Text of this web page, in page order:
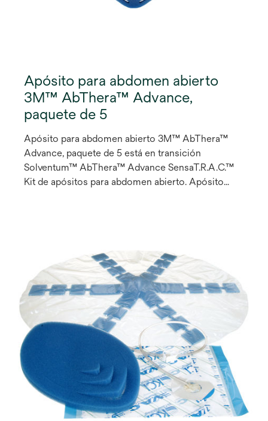
Apósito para abdomen abierto
3M™ AbThera™ Advance,
paquete de 5
Apósito para abdomen abierto 3M™ AbThera™
Advance, paquete de 5 está en transición
Solventum™ AbThera™ Advance SensaT.R.A.C.™
Kit de apósitos para abdomen abierto. Apósito
abierto, ayudándolo a obtener el cierre primario de
la fascia. Este remueve activamente los fluidos,
ayuda a reducir el edema y proporciona
separación entre la pared abdominal y las vísceras,
protegiendo el contenido abdominal del ambiente
externo.